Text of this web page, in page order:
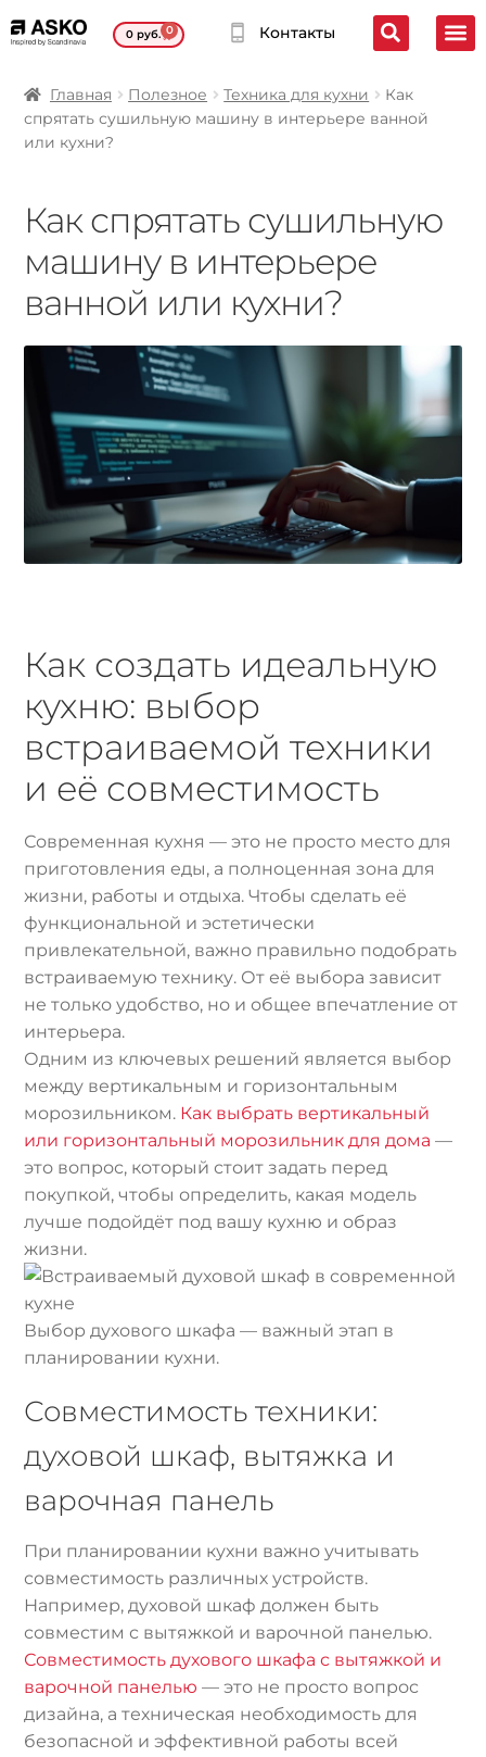
0руб. 0 Контакты
Главная Полезное Техника для кухни
Как
спрятать сушильную машину в интерьере ванной
или кухни?
Как спрятать сушильную
машину в интерьере
ванной или кухни?
Как создать идеальную
кухню: выбор
встраиваемой техники
и её совместимость
Современная кухня — это не просто место для
приготовления еды, а полноценная зона для
жизни, работы и отдыха. Чтобы сделать её
функциональной и эстетически
привлекательной, важно правильно подобрать
встраиваемую технику. От её выбора зависит
не только удобство, но и общее впечатление от
интерьера.
Одним из ключевых решений является выбор
между вертикальным и горизонтальным
морозильником. Как выбрать вертикальный
или горизонтальный морозильник для дома —
это вопрос, который стоит задать перед
покупкой, чтобы определить, какая модель
лучше подойдёт под вашу кухню и образ
жизни.
Выбор духового шкафа — важный этап в
планировании кухни.
Совместимость техники:
духовой шкаф, вытяжка и
варочная панель
При планировании кухни важно учитывать
совместимость различных устройств.
Например, духовой шкаф должен быть
совместим с вытяжкой и варочной панелью.
Совместимость духового шкафа с вытяжкой и
варочной панелью — это не просто вопрос
дизайна, а техническая необходимость для
безопасной и эффективной работы всей